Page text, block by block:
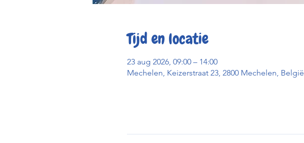
Tijd en locatie
23 aug 2026, 09:00 – 14:00
Mechelen, Keizerstraat 23, 2800 Mechelen, België